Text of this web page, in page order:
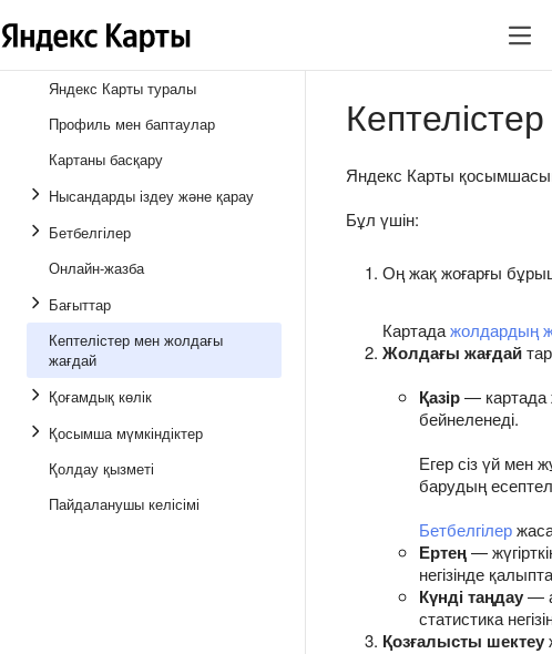
Яндекс Карты туралы
Профиль мен баптаулар
Картаны басқару
Нысандарды іздеу және қарау
Бетбелгілер
Онлайн-жазба
Бағыттар
Кептелістер мен жолдағы
жағдай
Қоғамдық көлік
Қосымша мүмкіндіктер
Қолдау қызметі
Пайдаланушы келісімі
Яндекс Карты
Бұл үшін:
Оң жақ жоғарғы
Картадажолдардың
Жолдағы жағдай
Қазір— картада
бейнеленеді.
Егер сіз үй мен
барудың
Бетбелгілер
Ертең—
негізінде
Күнді таңдау—
статистика
Қозғалысты шектеу